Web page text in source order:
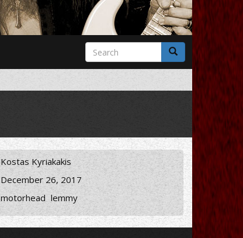
Search
form
Search
Kostas Kyriakakis
December 26, 2017
motorhead lemmy